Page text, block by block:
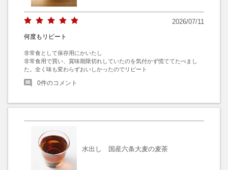
2026/07/11
何度もリピート
非常食として保存用にかいたし
非常食用で買い、賞味期限切れしていたのを気付かず慌ててたべまし
た。全く味も変わらずおいしかったのでリピート
0件のコメント
水出し 国産六条大麦の麦茶